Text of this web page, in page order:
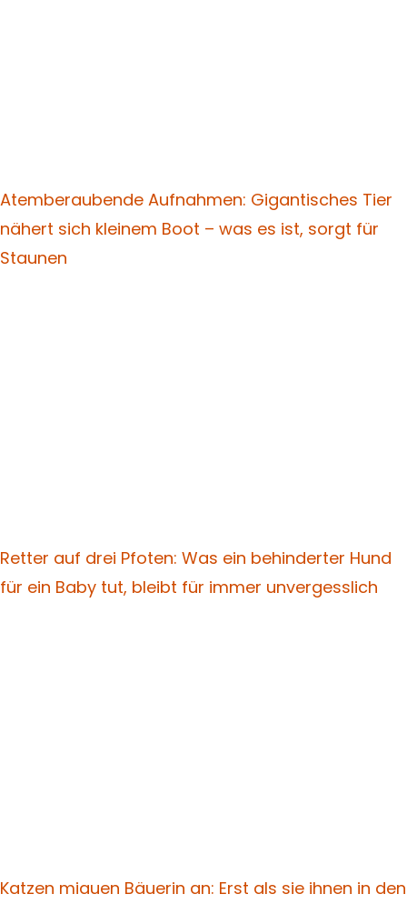
Atemberaubende Aufnahmen: Gigantisches Tier
nähert sich kleinem Boot – was es ist, sorgt für
Staunen
Retter auf drei Pfoten: Was ein behinderter Hund
für ein Baby tut, bleibt für immer unvergesslich
Katzen miauen Bäuerin an: Erst als sie ihnen in den